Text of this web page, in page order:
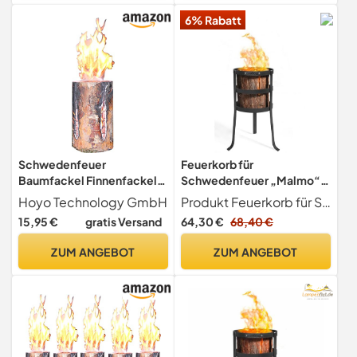
Schwedenfeuer
Baumfackel Finnenfackel
Gartenfackel Fackel H 35
cm D 14-20 cm
Hoyo Technology GmbH
15,95 € gratis Versand
ZUM ANGEBOT
6% Rabatt
Feuerkorb für
Schwedenfeuer „Malmo“
Feuersäule aus Stahl
Gartenfackel als
Wärmequelle und Deko
Produkt Feuerkorb für Schwedenfeuer "Malmo" Fackel für den Garten Feuersäule als Wärmequelle oder Dekoration
64,30 € 68,40 €
ZUM ANGEBOT